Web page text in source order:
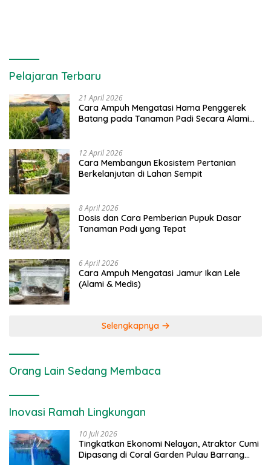
Pelajaran Terbaru
21 April 2026
Cara Ampuh Mengatasi Hama Penggerek
Batang pada Tanaman Padi Secara Alami
12 April 2026
Cara Membangun Ekosistem Pertanian
Berkelanjutan di Lahan Sempit
8 April 2026
Dosis dan Cara Pemberian Pupuk Dasar
Tanaman Padi yang Tepat
6 April 2026
Cara Ampuh Mengatasi Jamur Ikan Lele
(Alami & Medis)
Selengkapnya
Orang Lain Sedang Membaca
Inovasi Ramah Lingkungan
10 Juli 2026
Tingkatkan Ekonomi Nelayan, Atraktor Cumi
Dipasang di Coral Garden Pulau Barrang